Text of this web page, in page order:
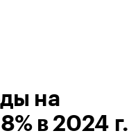
на
в 2024 г.